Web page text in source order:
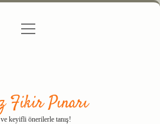
Politikası
menüyü
Fikir Pınarı
keyifli önerilerle tanış!